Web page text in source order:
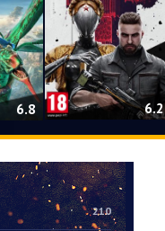
6.8 6.2
210